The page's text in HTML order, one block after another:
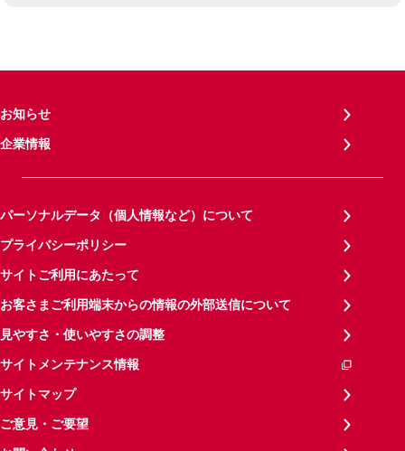
お知らせ
企業情報
パーソナルデータ（個人情報など）について
プライバシーポリシー
サイトご利用にあたって
お客さまご利用端末からの情報の外部送信について
見やすさ・使いやすさの調整
サイトメンテナンス情報
サイトマップ
ご意見・ご要望